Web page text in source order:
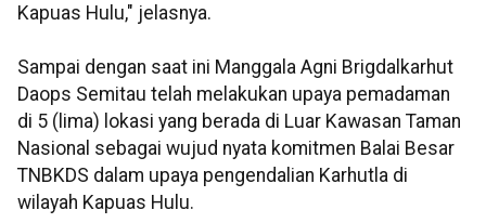
Kapuas Hulu," jelasnya.
Sampai dengan saat ini Manggala Agni Brigdalkarhut
Daops Semitau telah melakukan upaya pemadaman
di 5 (lima) lokasi yang berada di Luar Kawasan Taman
Nasional sebagai wujud nyata komitmen Balai Besar
TNBKDS dalam upaya pengendalian Karhutla di
wilayah Kapuas Hulu.